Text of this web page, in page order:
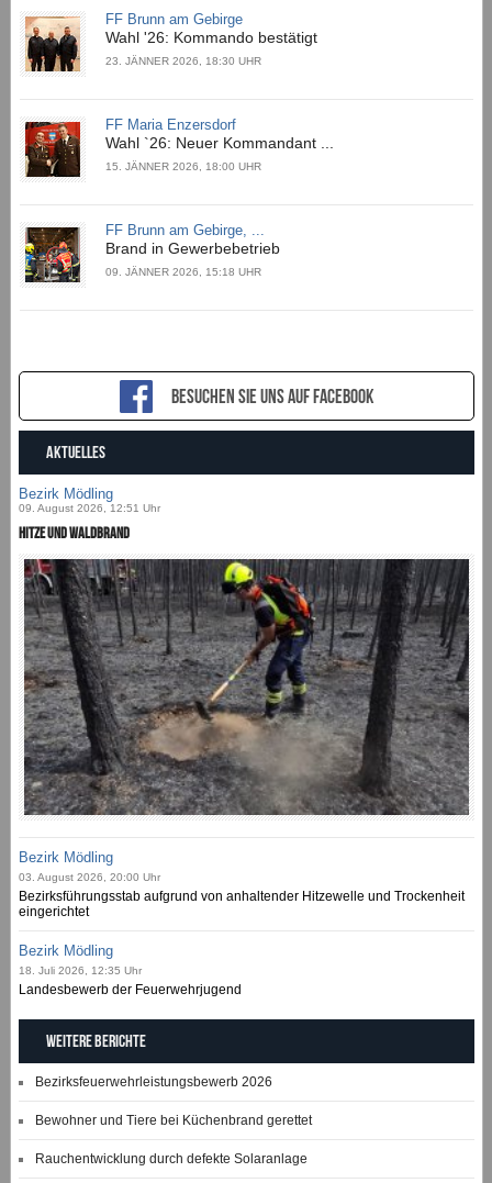
FF Brunn am Gebirge
Wahl '26: Kommando bestätigt
23. JÄNNER 2026, 18:30 UHR
FF Maria Enzersdorf
Wahl `26: Neuer Kommandant ...
15. JÄNNER 2026, 18:00 UHR
FF Brunn am Gebirge, ...
Brand in Gewerbebetrieb
09. JÄNNER 2026, 15:18 UHR
Besuchen sie uns auf Facebook
AKTUELLES
Bezirk Mödling
09. August 2026, 12:51 Uhr
Hitze und Waldbrand
Bezirk Mödling
03. August 2026, 20:00 Uhr
Bezirksführungsstab aufgrund von anhaltender Hitzewelle und Trockenheit
eingerichtet
Bezirk Mödling
18. Juli 2026, 12:35 Uhr
Landesbewerb der Feuerwehrjugend
Weitere Berichte
Bezirksfeuerwehrleistungsbewerb 2026
Bewohner und Tiere bei Küchenbrand gerettet
Rauchentwicklung durch defekte Solaranlage